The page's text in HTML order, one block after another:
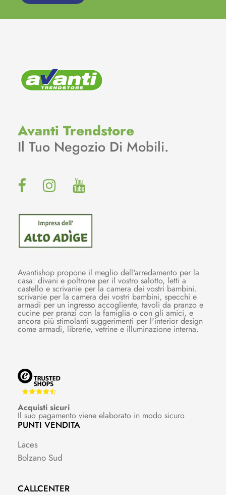
Avanti Trendstore
Il Tuo Negozio Di Mobili.
Avantishop propone il meglio dell'arredamento per la
casa: divani e poltrone per il vostro salotto, letti a
castello e scrivanie per la camera dei vostri bambini.
scrivanie per la camera dei vostri bambini, specchi e
armadi per un ingresso accogliente, tavoli da pranzo e
cucine per pranzi con la famiglia o con gli amici, e
ancora più stimolanti suggerimenti per l'interior design
come armadi, librerie, vetrine e illuminazione interna.
Acquisti sicuri
Il suo pagamento viene elaborato in modo sicuro
PUNTI VENDITA
Laces
Bolzano Sud
CALLCENTER